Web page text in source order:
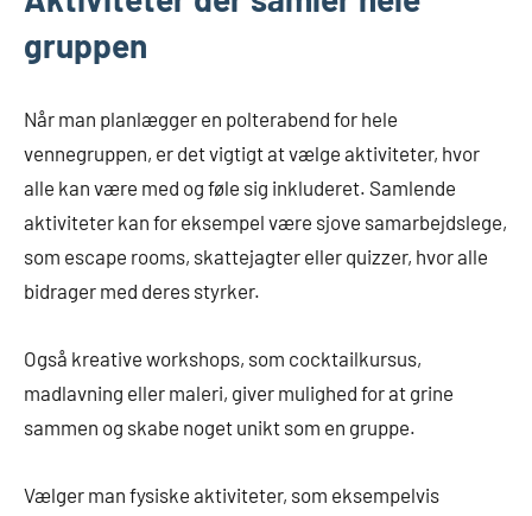
gruppen
Når man planlægger en polterabend for hele
vennegruppen, er det vigtigt at vælge aktiviteter, hvor
alle kan være med og føle sig inkluderet. Samlende
aktiviteter kan for eksempel være sjove samarbejdslege,
som escape rooms, skattejagter eller quizzer, hvor alle
bidrager med deres styrker.
Også kreative workshops, som cocktailkursus,
madlavning eller maleri, giver mulighed for at grine
sammen og skabe noget unikt som en gruppe.
Vælger man fysiske aktiviteter, som eksempelvis